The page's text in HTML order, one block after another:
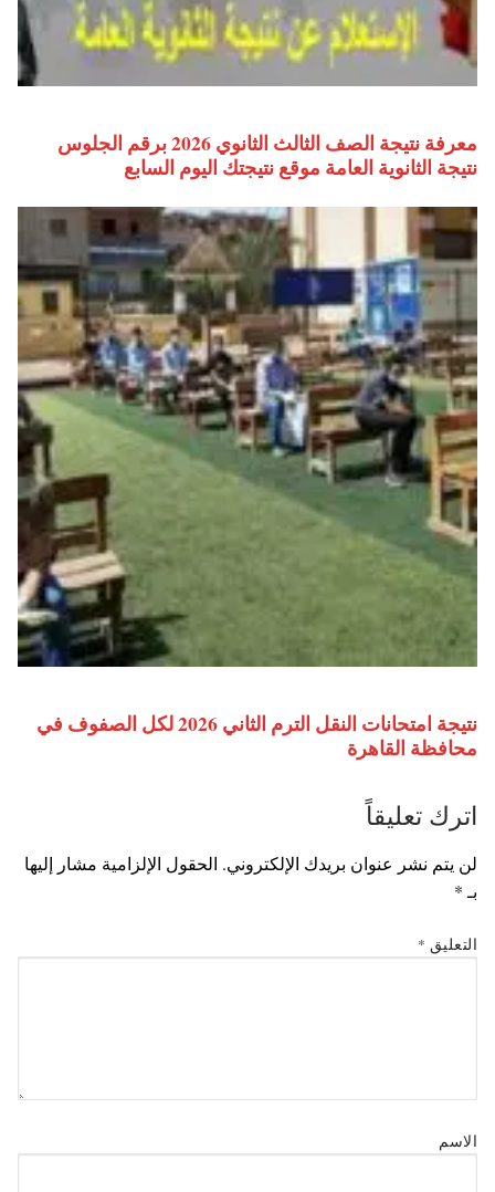
معرفة نتيجة الصف الثالث الثانوي 2026 برقم الجلوس
نتيجة الثانوية العامة موقع نتيجتك اليوم السابع
نتيجة امتحانات النقل الترم الثاني 2026 لكل الصفوف في
محافظة القاهرة
اترك تعليقاً
لن يتم نشر عنوان بريدك الإلكتروني. الحقول الإلزامية مشار إليها
بـ *
التعليق *
الاسم